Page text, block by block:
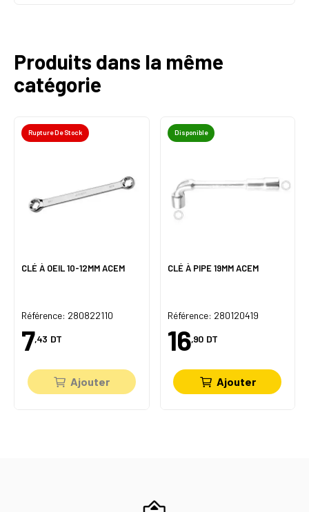
Produits dans la même
catégorie
Rupture De Stock
CLÉ À OEIL 10-12MM ACEM
Référence: 280822110
7,43 DT
Ajouter
Disponible
CLÉ À PIPE 19MM ACEM
Référence: 280120419
16,90 DT
Ajouter